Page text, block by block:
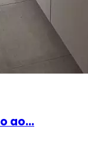
ao...